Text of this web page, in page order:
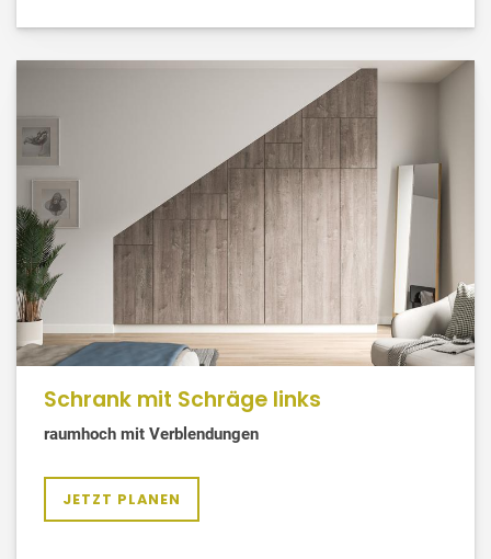
Schrank mit Schräge links
raumhoch mit Verblendungen
JETZT PLANEN